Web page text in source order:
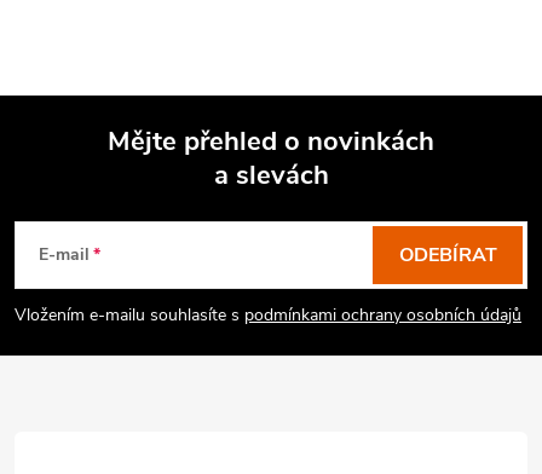
Mějte přehled o novinkách
a slevách
E-mail
Vložením e-mailu souhlasíte s podmínkami ochrany osobních údajů
ODEBÍRAT